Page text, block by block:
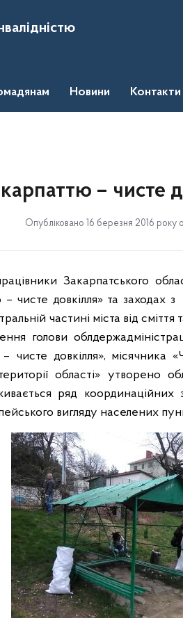
Новини Контакти
– чисте
Опубліковано 16 березня 2016 року
Закарпатського
чисте довкілля» та заходах з
частині міста від сміття
голови
чисте довкілля», місячника
області» утворено
ряд
вигляду населених